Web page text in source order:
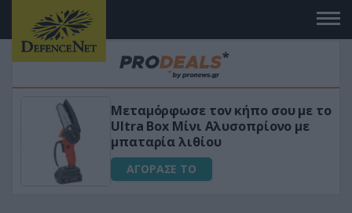
Μεταμόρφωσε τον κήπο σου με το
Ultra Box Μίνι Αλυσοπρίονο με
μπαταρία λιθίου
ΑΓΟΡΑΣΕ ΤΟ